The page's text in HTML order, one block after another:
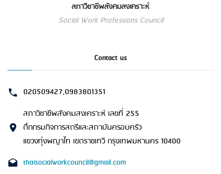
สภาวิชาชีพสังคมสงเคราะห์
Social Work Professions Council
Contact us
020509427,0983801351
สภาวิชาชีพสังคมสงเคราะห์ เลขที่ 255
ตึกกรมกิจการสตรีและสถาบันครอบครัว
แขวงทุ่งพญาไท เขตราชเทวี กรุงเทพมหานคร 10400
thaisocialworkcouncil@gmail.com